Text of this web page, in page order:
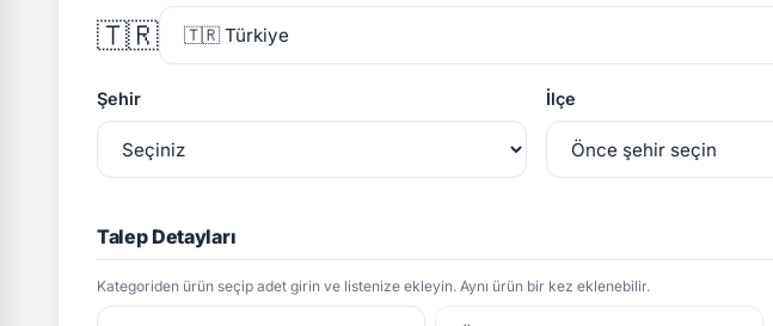
🇹🇷
Şehir İlçe
Talep Detayları
Kategoriden ürün seçip adet girin ve listenize ekleyin. Aynı ürün bir kez eklenebilir.